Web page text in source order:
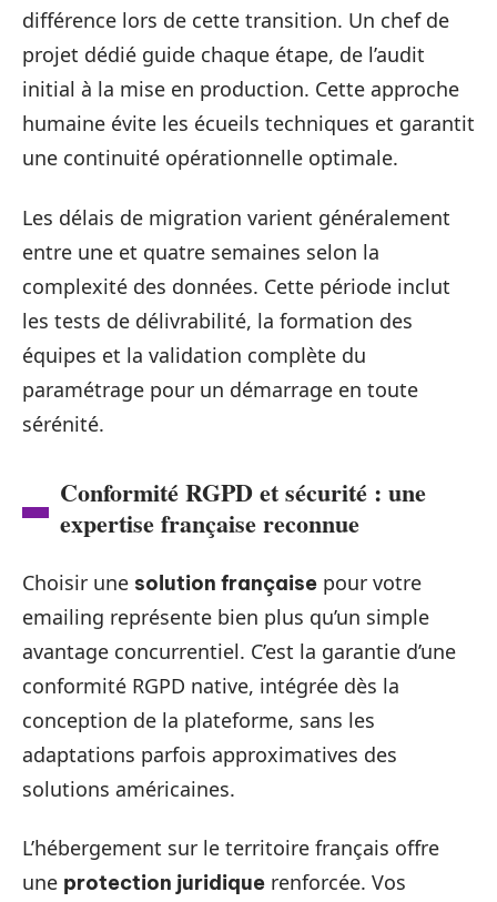
différence lors de cette transition. Un chef de
projet dédié guide chaque étape, de l’audit
initial à la mise en production. Cette approche
humaine évite les écueils techniques et garantit
une continuité opérationnelle optimale.
Les délais de migration varient généralement
entre une et quatre semaines selon la
complexité des données. Cette période inclut
les tests de délivrabilité, la formation des
équipes et la validation complète du
paramétrage pour un démarrage en toute
sérénité.
Conformité RGPD et sécurité : une
expertise française reconnue
Choisir une solution française pour votre
emailing représente bien plus qu’un simple
avantage concurrentiel. C’est la garantie d’une
conformité RGPD native, intégrée dès la
conception de la plateforme, sans les
adaptations parfois approximatives des
solutions américaines.
L’hébergement sur le territoire français offre
une protection juridique renforcée. Vos